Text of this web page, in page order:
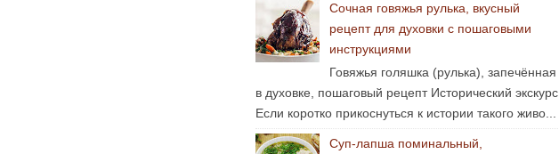
Сочная говяжья рулька, вкусный
рецепт для духовки с пошаговыми
инструкциями
Говяжья голяшка (рулька), запечённая
в духовке, пошаговый рецепт Исторический экскурс
Если коротко прикоснуться к истории такого живо...
Суп-лапша поминальный,